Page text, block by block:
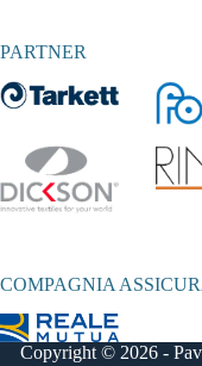
PARTNER
COMPAGNIA
Copyright © 2026 -